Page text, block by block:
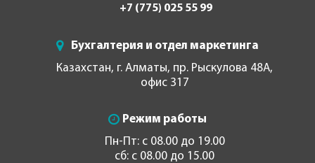
+7 (775) 025 55 99
Бухгалтерия и отдел маркетинга
Казахстан, г. Алматы, пр. Рыскулова 48А,
офис 317
Режим работы
Пн-Пт: с 08.00 до 19.00
сб: с 08.00 до 15.00